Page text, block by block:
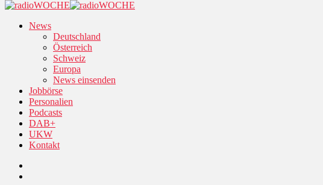
News
Deutschland
Österreich
Schweiz
Europa
News einsenden
Jobbörse
Personalien
Podcasts
DAB+
UKW
Kontakt